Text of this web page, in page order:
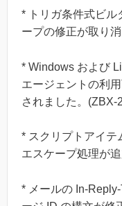
* トリガ条件式ビル
ープの修正が取り
* Windows および
エージェントの利
されました。(ZBX-
* スクリプトアイテ
エスケープ処理が
* メールの In-